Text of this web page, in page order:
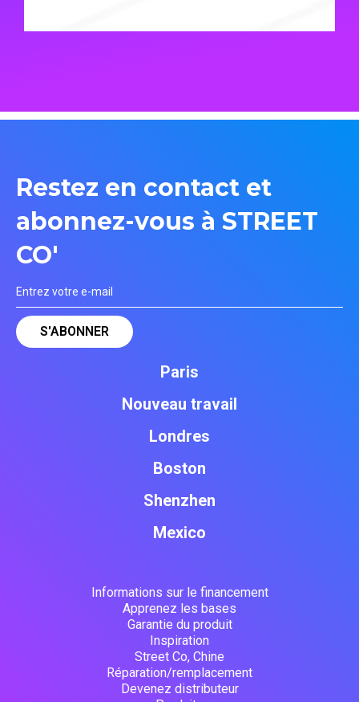
Restez en contact et
abonnez-vous à STREET
CO'
Paris
Nouveau travail
Londres
Boston
Shenzhen
Mexico
Informations sur le financement
Apprenez les bases
Garantie du produit
Inspiration
Street Co, Chine
Réparation/remplacement
Devenez distributeur